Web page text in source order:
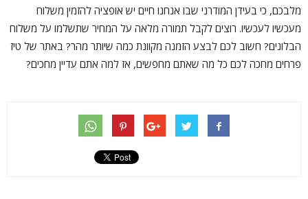
מלבכם, כי בעידן המודרני שבו אנחנו חיים יש אופציה להזמין משלוח
מעכשיו לעכשיו. רוצים לקבל תמורה מלאה על המחיר שתשלמו על משלוח
הבלונים? חשוב לכם לבצע הזמנה מקוונת כמה שיותר מהר? באתר של טיז
פרחים מחכה לכם כל מה שאתם מחפשים, אז למה אתם עדיין מחכים?